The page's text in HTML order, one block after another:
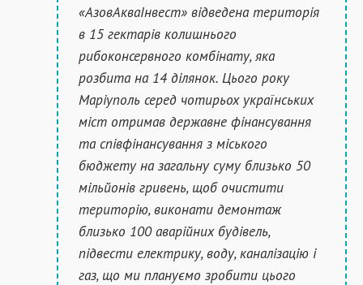
«АзовАкваІнвест» відведена територія
в 15 гектарів колишнього
рибоконсервного комбінату, яка
розбита на 14 ділянок. Цього року
Маріуполь серед чотирьох українських
міст отримав державне фінансування
та співфінансування з міського
бюджету на загальну суму близько 50
мільйонів гривень, щоб очистити
територію, виконати демонтаж
близько 100 аварійних будівель,
підвести електрику, воду, каналізацію і
газ, що ми плануємо зробити цього